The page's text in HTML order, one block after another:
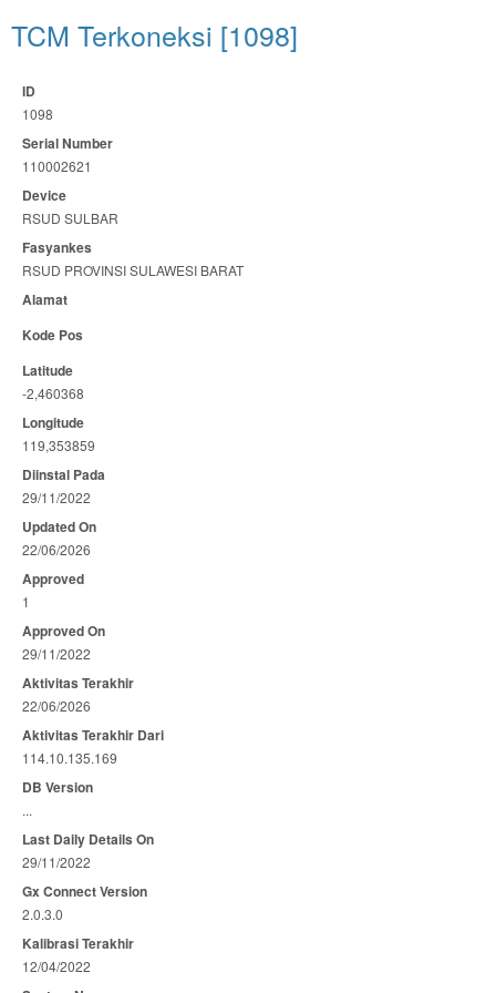
TCM Terkoneksi [1098]
ID
1098
Serial Number
110002621
Device
RSUD SULBAR
Fasyankes
RSUD PROVINSI SULAWESI BARAT
Alamat
Kode Pos
Latitude
-2,460368
Longitude
119,353859
Diinstal Pada
29/11/2022
Updated On
22/06/2026
Approved
1
Approved On
29/11/2022
Aktivitas Terakhir
22/06/2026
Aktivitas Terakhir Dari
114.10.135.169
DB Version
...
Last Daily Details On
29/11/2022
Gx Connect Version
2.0.3.0
Kalibrasi Terakhir
12/04/2022